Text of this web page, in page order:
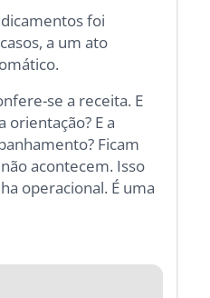
foi
a um ato
se a receita. E
orientação? E a
Ficam
acontecem. Isso
operacional. É uma